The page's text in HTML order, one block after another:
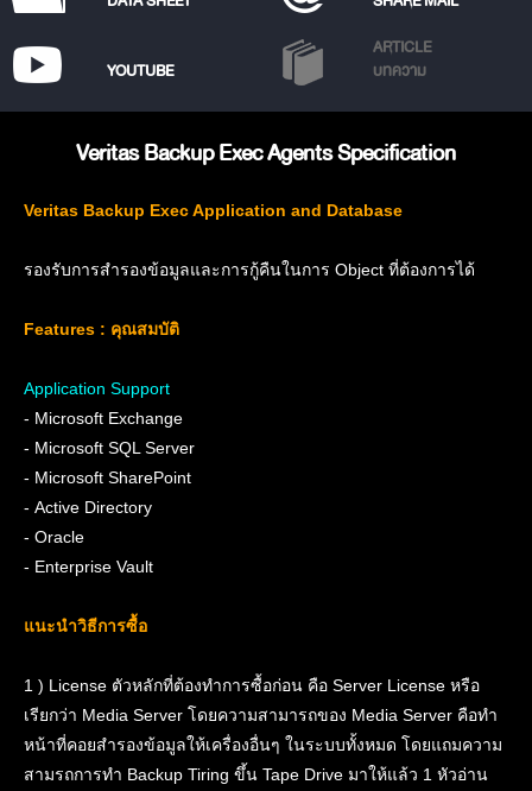
YOUTUBE
ARTICLE
บทความ
Veritas Backup Exec Agents Specification
Veritas Backup Exec Application and Database
รองรับการสำรองข้อมูลและการกู้คืนในการ Object ที่ต้องการได้
Features : คุณสมบัติ
Application Support
- Microsoft Exchange
- Microsoft SQL Server
- Microsoft SharePoint
- Active Directory
- Oracle
- Enterprise Vault
แนะนำวิธีการซื้อ
1 ) License ตัวหลักที่ต้องทำการซื้อก่อน คือ Server License หรือ
เรียกว่า Media Server โดยความสามารถของ Media Server คือทำ
หน้าที่คอยสำรองข้อมูลให้เครื่องอื่นๆ ในระบบทั้งหมด โดยแถมความ
สามรถการทำ Backup Tiring ขึ้น Tape Drive มาให้แล้ว 1 หัวอ่าน